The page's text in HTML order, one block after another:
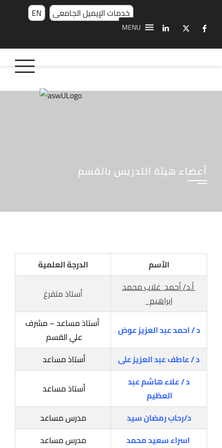
EN خدمات الإيميل الجامعى
MENU
أعضاء هيئة التدريس بالقسم
الأسم
الدرجة العلمية
أ.د/أحمدغلاب محمد
ابراهيم
أستاذ متفرغ
د / احمد عبد العزيز عوض
أستاذ مساعد – مشرف
علي القسم
د / عاطف عبد العزيز على
أستاذ مساعد
د / علاء هاشم عبد
العظيم
أستاذ مساعد
د/رحاب رمضان سيد
مدرس مساعد
اسراء سعيد محمد
مدرس مساعد